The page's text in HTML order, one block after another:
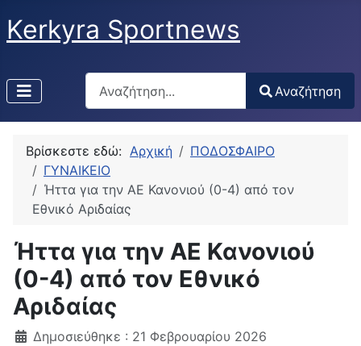
Kerkyra Sportnews
Αναζήτηση
Type 2 or more characters for results.
Αναζήτηση
Βρίσκεστε εδώ: Αρχική
ΠΟΔΟΣΦΑΙΡΟ
ΓΥΝΑΙΚΕΙΟ
Ήττα για την ΑΕ Κανονιού (0-4) από τον
Εθνικό Αριδαίας
Ήττα για την ΑΕ Κανονιού
(0-4) από τον Εθνικό
Αριδαίας
Δημοσιεύθηκε : 21 Φεβρουαρίου 2026